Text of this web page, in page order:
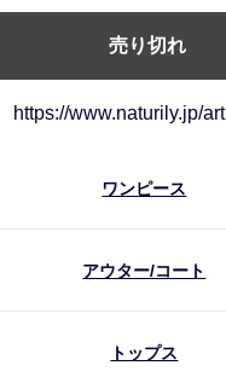
売り切れ
ワンピース
アウター/コート
トップス